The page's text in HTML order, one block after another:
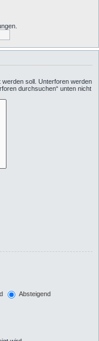
soll. Unterforen werden
durchsuchen“ unten nicht
Absteigend